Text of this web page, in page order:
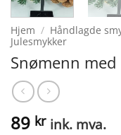
Hjem / Håndlagde
Julesmykker
Snømenn
89 kr ink. mva.